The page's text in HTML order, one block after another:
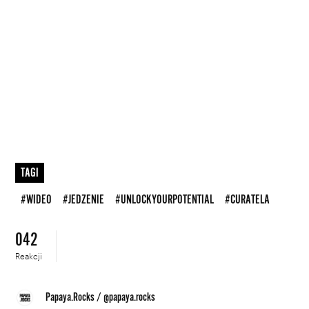
TAGI
#WIDEO #JEDZENIE #UNLOCKYOURPOTENTIAL #CURATELA
042
Reakcji
Papaya.Rocks/ @papaya.rocks